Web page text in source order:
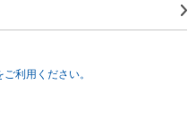
利用ください。